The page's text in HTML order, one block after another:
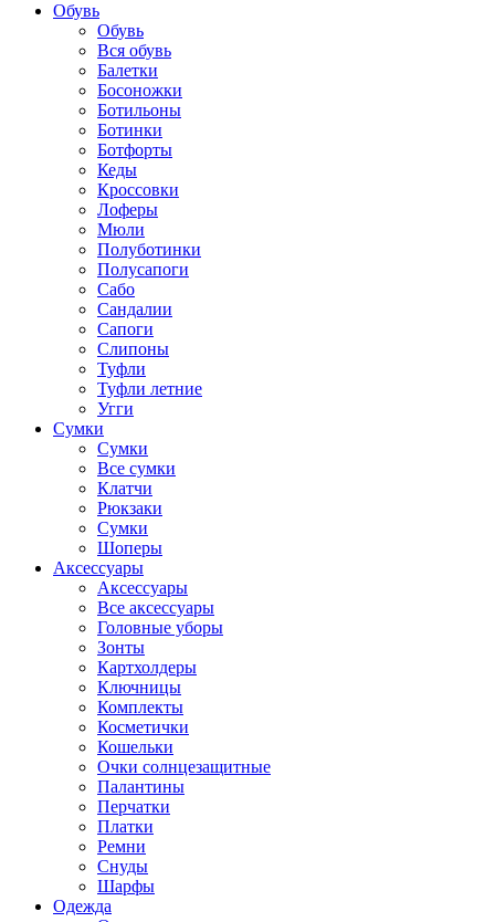
Обувь
Обувь
Вся обувь
Балетки
Босоножки
Ботильоны
Ботинки
Ботфорты
Кеды
Кроссовки
Лоферы
Мюли
Полуботинки
Полусапоги
Сабо
Сандалии
Сапоги
Слипоны
Туфли
Туфли летние
Угги
Сумки
Сумки
Все сумки
Клатчи
Рюкзаки
Сумки
Шоперы
Аксессуары
Аксессуары
Все аксессуары
Головные уборы
Зонты
Картхолдеры
Ключницы
Комплекты
Косметички
Кошельки
Очки солнцезащитные
Палантины
Перчатки
Платки
Ремни
Снуды
Шарфы
Одежда